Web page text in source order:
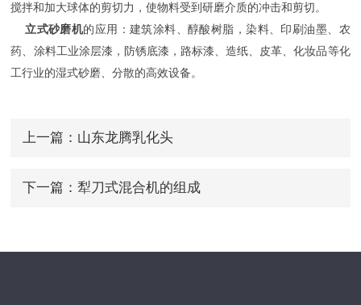
搅拌和加大球体的剪切力，使物料受到研磨介质的冲击和剪切。
立式砂磨机的应用：建筑涂料、醇酸树脂，染料、印刷油墨、农
药、涂料工业涂层漆，防锈底漆，路标漆、造纸、皮革、化妆品等化
工行业的湿式砂磨、分散的高效设备。
上一篇： 山东龙腾乳化头
下一篇： 犁刀式混合机的组成